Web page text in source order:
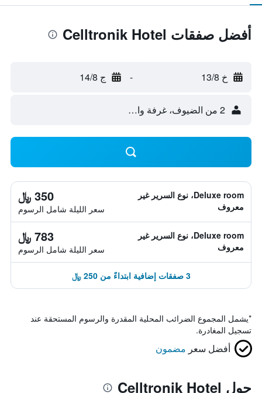
أفضل صفقات Celltronik Hotel
خ 13/8 - ج 14/8
2 من الضيوف، غرفة واحدة
Deluxe room، نوع السرير غير
معروف
350 ﷼
سعر الليلة شامل الرسوم
Deluxe room، نوع السرير غير
معروف
783 ﷼
سعر الليلة شامل الرسوم
3 صفقات إضافية ابتداءً من 250 ﷼
*يشمل المجموع الضرائب المحلية المقدرة والرسوم المستحقة عند
تسجيل المغادرة.
أفضل سعر مضمون
حول Celltronik Hotel